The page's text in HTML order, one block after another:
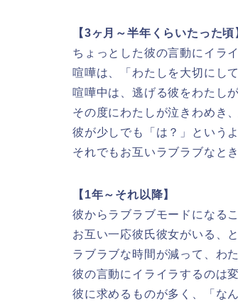
【3ヶ月～半年くらいたった頃
ちょっとした彼の言動にイラ
喧嘩は、「わたしを大切にし
喧嘩中は、逃げる彼をわたし
その度にわたしが泣きわめき
彼が少しでも「は？」という
それでもお互いラブラブなとき
【1年～それ以降】
彼からラブラブモードになる
お互い一応彼氏彼女がいる、
ラブラブな時間が減って、わ
彼の言動にイライラするのは
彼に求めるものが多く、「な